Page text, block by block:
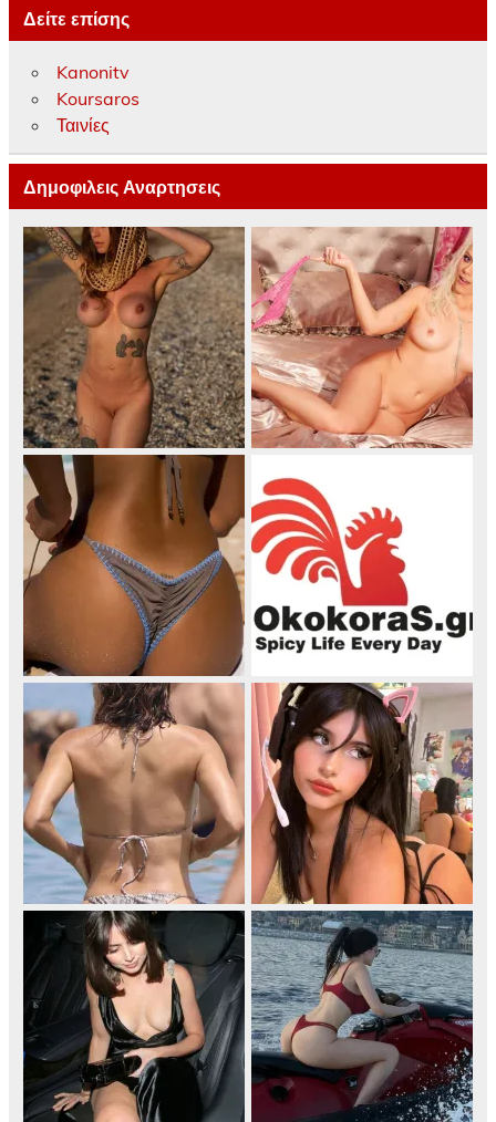
Δείτε επίσης
Kanonitv
Koursaros
Ταινίες
Δημοφιλεις Αναρτησεις